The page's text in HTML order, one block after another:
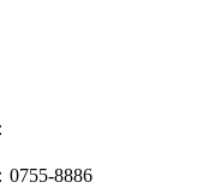
0755-8886